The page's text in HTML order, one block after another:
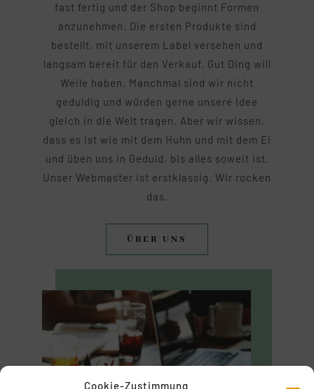
Cookie-Zustimmung
fast fertig und der Shop beginnt Formen
anzunehmen. Die ersten Produkte sind
bestellt, mit unserem Label versehen und
langsam bereit für den Verkauf. Gut Ding will
Weile haben. Manchmal sind wir nicht
geduldig und würden gerne unsere Idee
gleich in die Welt tragen. Aber wir wissen,
dass es ist wie mit dem Huhn und mit dem Ei
und üben uns in Geduld, bis alles soweit ist.
Unser Webmaster ist erstklassig. Wir rocken
das.
ÜBER UNS